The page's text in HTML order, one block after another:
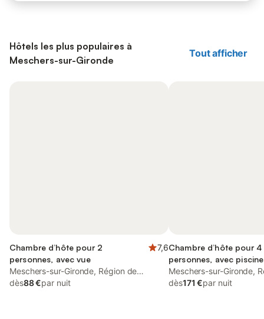
Hôtels les plus populaires à
Meschers-sur-Gironde
Tout afficher
Chambre d’hôte pour 2
personnes, avec vue
7,6
Meschers-sur-Gironde, Région de
Rochefort
dès88 €par nuit
Chambre d’hôte pour 4
personnes, avec
jardin et jacuzzi
Meschers-sur-Gironde,
Rochefort
dès171 €par nuit